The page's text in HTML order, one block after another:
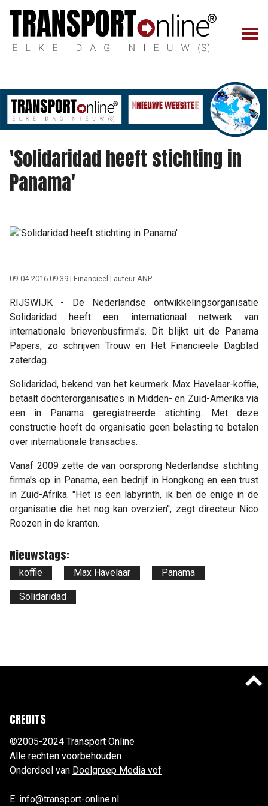
'Solidaridad heeft stichting in
Panama'
09-04-2016 09:39 | Financieel | auteur ANP
RIJSWIJK - De Nederlandse ontwikkelingsorganisatie
Solidaridad heeft een internationaal netwerk van
internationale brievenbusfirma's. Dit blijkt uit de Panama
Papers, zo schrijven Trouw en Het Financieele Dagblad
zaterdag.
Solidaridad, bekend van het keurmerk Max Havelaar-koffie,
betaalt dochterorganisaties in Midden- en Zuid-Amerika via
een in Panama geregistreerde stichting. Met deze
constructie hoeft de organisatie geen belasting te betalen
over internationale transacties.
Vanaf 2009 zette de van oorsprong Nederlandse stichting
firma's op in Panama, een bedrijf in Hongkong en een trust
in Zuid-Afrika. "Het is een labyrinth, ik ben de enige in de
organisatie die het nog kan overzien'', zegt directeur Nico
Roozen in de kranten.
Nieuwstags:
koffie Max Havelaar Panama
Solidaridad
CREDITS
©2005-2024 Transport Online
Alle rechten voorbehouden
Onderdeel van Doelgroep Media vof
E: info@transport-online.nl